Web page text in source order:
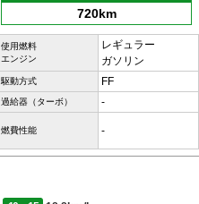
720km
使用燃料
エンジン
レギュラー
ガソリン
駆動方式 FF
過給器（ターボ） -
燃費性能 -